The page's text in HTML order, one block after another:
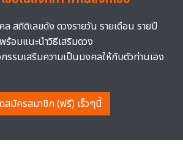
ล สถิติเลขดัง ดวงรายวัน รายเดือน รายปี
พร้อมแนะนำวิธีเสริมดวง
รรมเสริมความเป็นมงคลให้กับตัวท่านเอง
สมัครสมาชิก (ฟรี) เร็วๆนี้